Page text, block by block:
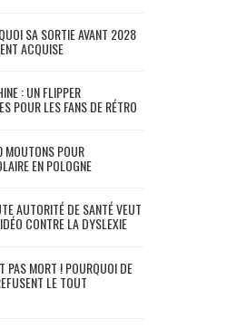
SA SORTIE AVANT 2028
ACQUISE
: UN FLIPPER
POUR LES FANS DE RÉTRO
MOUTONS POUR
EN POLOGNE
AUTORITÉ DE SANTÉ VEUT
CONTRE LA DYSLEXIE
PAS MORT ! POURQUOI DE
LE TOUT